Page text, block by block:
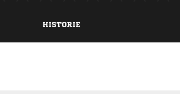
HISTORIE